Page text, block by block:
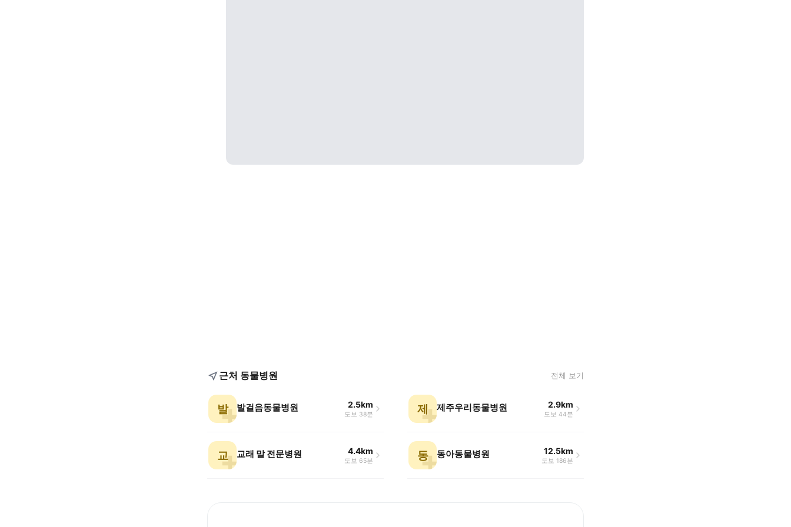
근처 동물병원 전체 보기
발 발걸음동물병원 2.5km
도보 38분 제 제주우리동물병원 2.9km
도보 44분
교 교래 말 전문병원 4.4km
도보 65분 동 동아동물병원 12.5km
도보 186분